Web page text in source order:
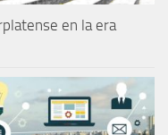
en la era